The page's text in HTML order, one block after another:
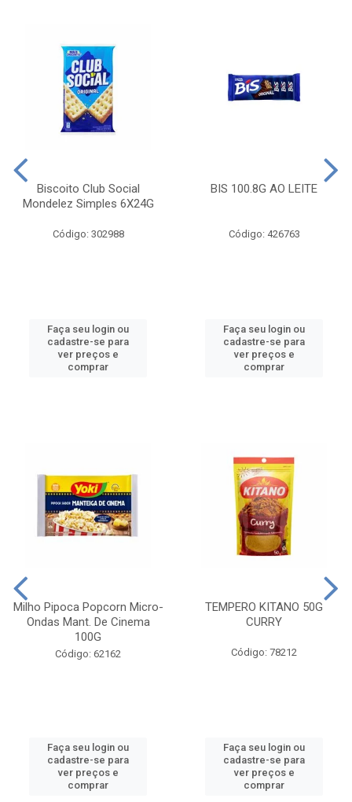
Biscoito Club Social
Mondelez Simples 6X24G
Código: 302988
Faça seu login ou
cadastre-se para
ver preços e
comprar
BIS 100.8G AO LEITE
Código: 426763
Faça seu login ou
cadastre-se para
ver preços e
comprar
Milho Pipoca Popcorn Micro-
Ondas Mant. De Cinema
100G
Código: 62162
Faça seu login ou
cadastre-se para
ver preços e
comprar
TEMPERO KITANO 50G
CURRY
Código: 78212
Faça seu login ou
cadastre-se para
ver preços e
comprar